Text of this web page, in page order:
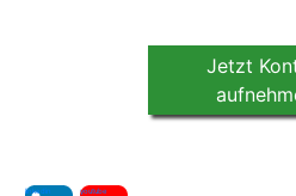
Jetzt
linkedin youtube